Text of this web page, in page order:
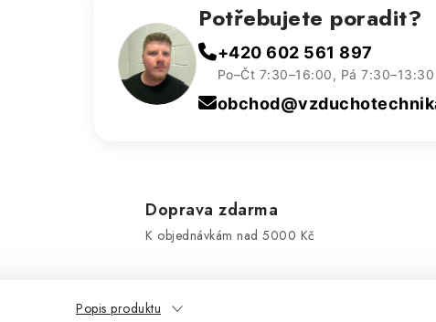
Potřebujete poradit?
+420 602 561 897
Po–Čt 7:30–16:00, Pá 7:30–13:30
Doprava zdarma
K objednávkám nad 5000 Kč
Popis produktu